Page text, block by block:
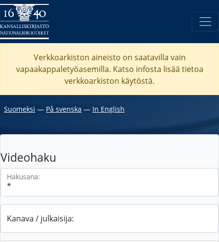
Verkkoarkiston aineisto on saatavilla vain
vapaakappaletyöasemilla. Katso infosta lisää tietoa
verkkoarkiston käytöstä.
Suomeksi ― På svenska ― In English
Videohaku
Hakusana:
Kanava / julkaisija: